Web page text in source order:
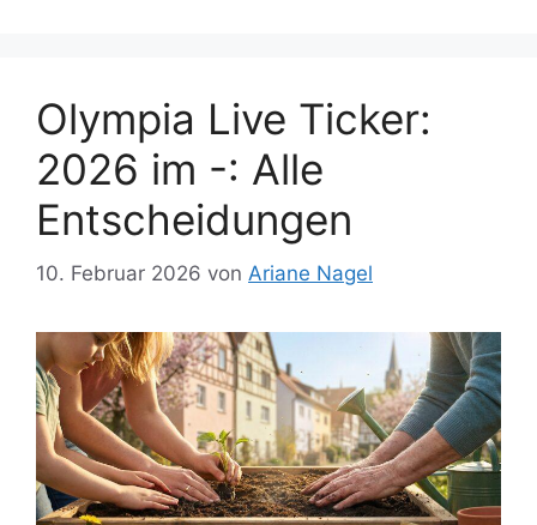
Olympia Live Ticker:
2026 im -: Alle
Entscheidungen
10. Februar 2026 von Ariane Nagel